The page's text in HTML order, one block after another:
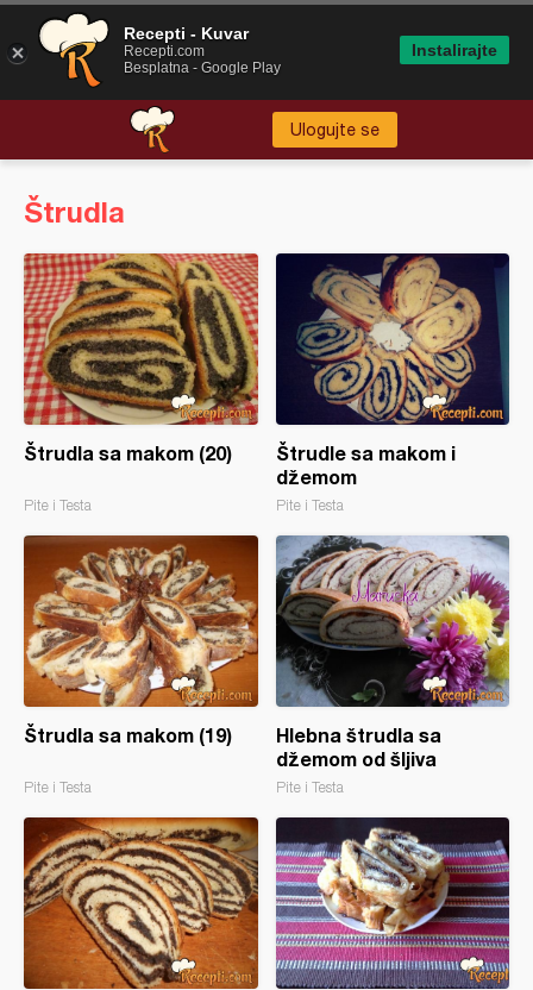
Ulogujte se
Štrudla
Štrudla sa makom (20)
Pite i Testa
Štrudle sa makom i
džemom
Pite i Testa
Štrudla sa makom (19)
Pite i Testa
Hlebna štrudla sa
džemom od šljiva
Pite i Testa
Recepti - Kuvar
Recepti.com
Besplatna - Google Play
Instalirajte